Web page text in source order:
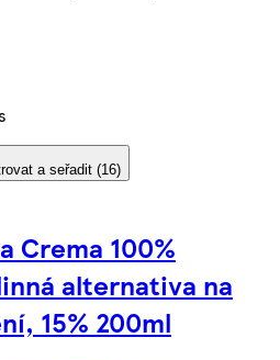
a seřadit (16)
Crema 100%
alternativa na
15% 200ml